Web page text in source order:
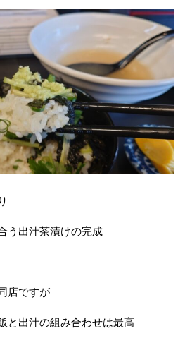
う出汁茶漬けの完成
店ですが
と出汁の組み合わせは最高